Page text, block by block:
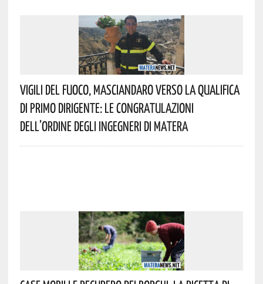
Vigili Del Fuoco, Masciandaro Verso La Qualifica
Di Primo Dirigente: Le Congratulazioni
Dell’Ordine Degli Ingegneri Di Matera